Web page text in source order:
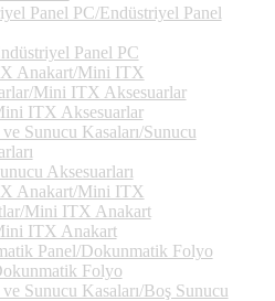
Panel PC/Endüstriyel Panel
Panel PC
Anakart/Mini ITX
Mini ITX Aksesuarlar
ITX Aksesuarlar
Sunucu Kasaları/Sunucu
Aksesuarları
Anakart/Mini ITX
Mini ITX Anakart
ITX Anakart
Panel/Dokunmatik Folyo
Folyo
Sunucu Kasaları/Boş Sunucu